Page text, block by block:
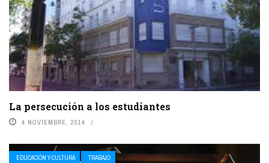
La persecución a los estudiantes
4 NOVIEMBRE, 2014
EDUCACIÓN Y CULTURA TRABAJO